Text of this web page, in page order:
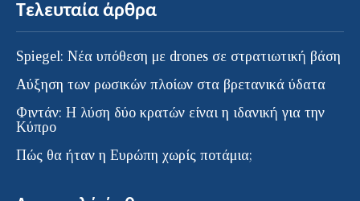
Τελευταία άρθρα
Spiegel: Νέα υπόθεση με drones σε στρατιωτική βάση
Αύξηση των ρωσικών πλοίων στα βρετανικά ύδατα
Φιντάν: Η λύση δύο κρατών είναι η ιδανική για την
Κύπρο
Πώς θα ήταν η Ευρώπη χωρίς ποτάμια;